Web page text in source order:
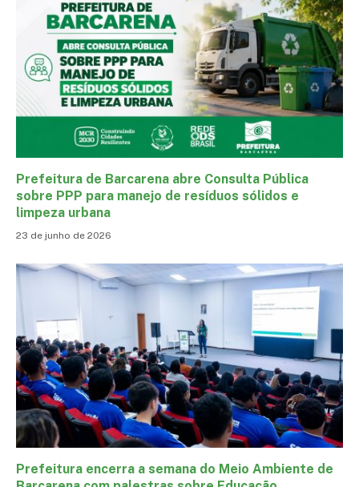
Prefeitura de Barcarena abre Consulta Pública
sobre PPP para manejo de resíduos sólidos e
limpeza urbana
23 de junho de 2026
Prefeitura encerra a semana do Meio Ambiente de